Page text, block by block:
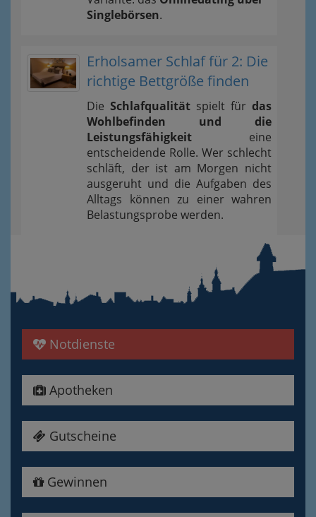
Singlebörsen.
Erholsamer Schlaf für 2: Die
richtige Bettgröße finden
Die Schlafqualität spielt für das
Wohlbefinden und die
Leistungsfähigkeit eine
entscheidende Rolle. Wer schlecht
schläft, der ist am Morgen nicht
ausgeruht und die Aufgaben des
Alltags können zu einer wahren
Belastungsprobe werden.
Notdienste
Apotheken
Gutscheine
Gewinnen